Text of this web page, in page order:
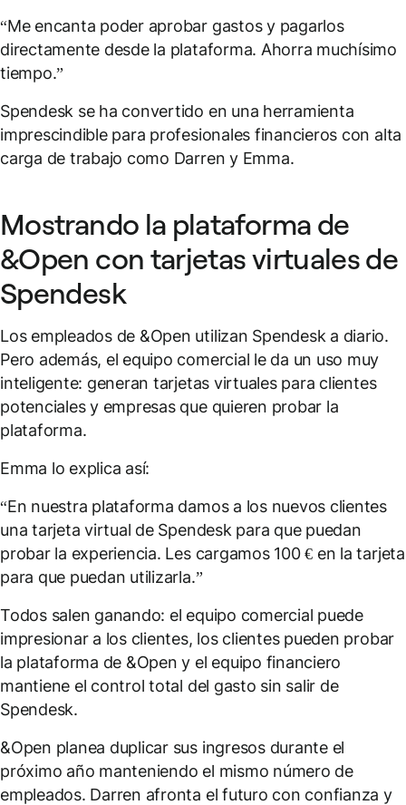
“Me encanta poder aprobar gastos y pagarlos
directamente desde la plataforma. Ahorra muchísimo
tiempo.”
Spendesk se ha convertido en una herramienta
imprescindible para profesionales financieros con alta
carga de trabajo como Darren y Emma.
Mostrando la plataforma de
&Open con tarjetas virtuales de
Spendesk
Los empleados de &Open utilizan Spendesk a diario.
Pero además, el equipo comercial le da un uso muy
inteligente: generan tarjetas virtuales para clientes
potenciales y empresas que quieren probar la
plataforma.
Emma lo explica así:
“En nuestra plataforma damos a los nuevos clientes
una tarjeta virtual de Spendesk para que puedan
probar la experiencia. Les cargamos 100 € en la tarjeta
para que puedan utilizarla.”
Todos salen ganando: el equipo comercial puede
impresionar a los clientes, los clientes pueden probar
la plataforma de &Open y el equipo financiero
mantiene el control total del gasto sin salir de
Spendesk.
&Open planea duplicar sus ingresos durante el
próximo año manteniendo el mismo número de
empleados. Darren afronta el futuro con confianza y